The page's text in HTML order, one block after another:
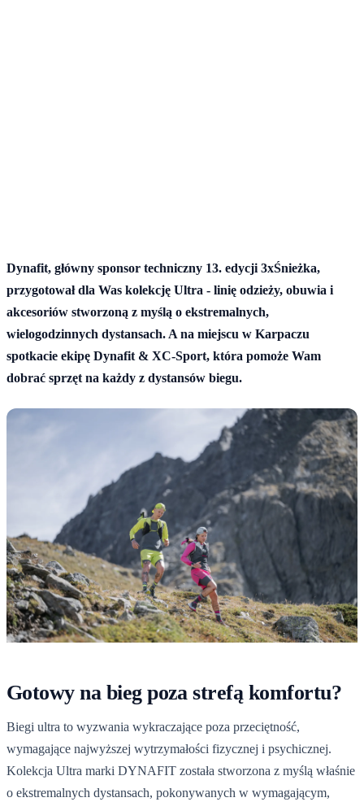
Dynafit, główny sponsor techniczny 13. edycji 3xŚnieżka,
przygotował dla Was kolekcję Ultra - linię odzieży, obuwia i
akcesoriów stworzoną z myślą o ekstremalnych,
wielogodzinnych dystansach. A na miejscu w Karpaczu
spotkacie ekipę Dynafit & XC-Sport, która pomoże Wam
dobrać sprzęt na każdy z dystansów biegu.
Gotowy na bieg poza strefą komfortu?
Biegi ultra to wyzwania wykraczające poza przeciętność,
wymagające najwyższej wytrzymałości fizycznej i psychicznej.
Kolekcja Ultra marki DYNAFIT została stworzona z myślą właśnie
o ekstremalnych dystansach, pokonywanych w wymagającym,